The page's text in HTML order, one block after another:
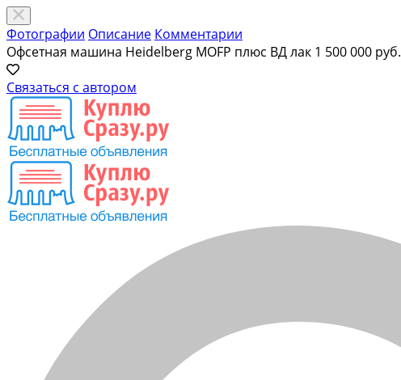
Фотографии Описание Комментарии
Офсетная машина Heidelberg MOFP плюс ВД лак 1 500 000 руб.
Связаться с автором